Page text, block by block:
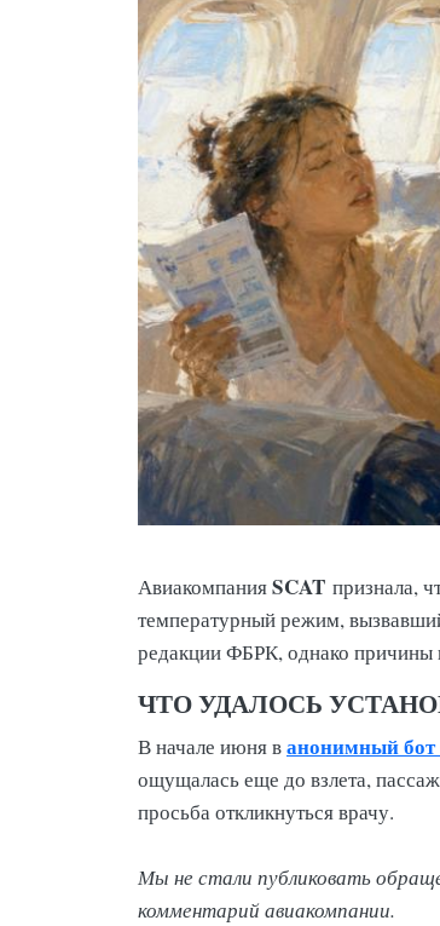
АвиакомпанияSCAT признала,
температурный режим,
редакции ФБРК, однако причины
ЧТО УДАЛОСЬ
В начале июня ванонимный
ощущалась еще до взлета,
просьба откликнуться врачу.
Мы не стали публиковать
комментарий авиакомпании.